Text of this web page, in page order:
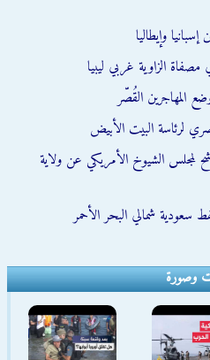
وإيطاليا
الزاوية غربي ليبيا
المهاجرين القُصّر
لرئاسة البيت الأبيض
لمجلس الشيوخ الأمريكي عن ولاية
سعودية شمالي البحر الأحمر
وصورة